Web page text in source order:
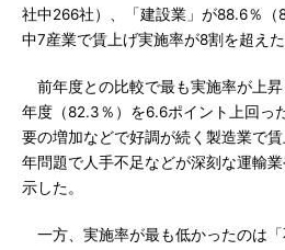
社中266社）、「建設業」が88.6％（
中7産業で賃上げ実施率が8割を超えた
前年度との比較で最も実施率が上
年度（82.3％）を6.6ポイント上回っ
要の増加などで好調が続く製造業で
年問題で人手不足などが深刻な運輸
示した。
一方、実施率が最も低かったのは